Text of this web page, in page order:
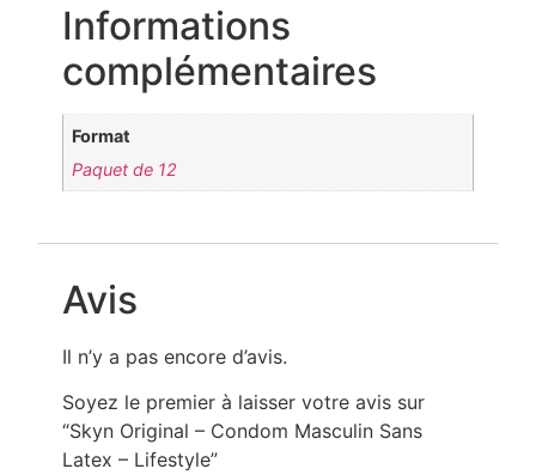
Informations
complémentaires
Format
Paquet de 12
Avis
Il n’y a pas encore d’avis.
Soyez le premier à laisser votre avis sur
“Skyn Original – Condom Masculin Sans
Latex – Lifestyle”